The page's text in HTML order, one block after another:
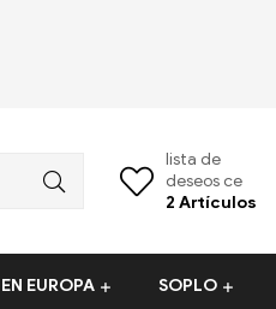
lista de
deseos ce
2 Artículos
EUROPA SOPLO